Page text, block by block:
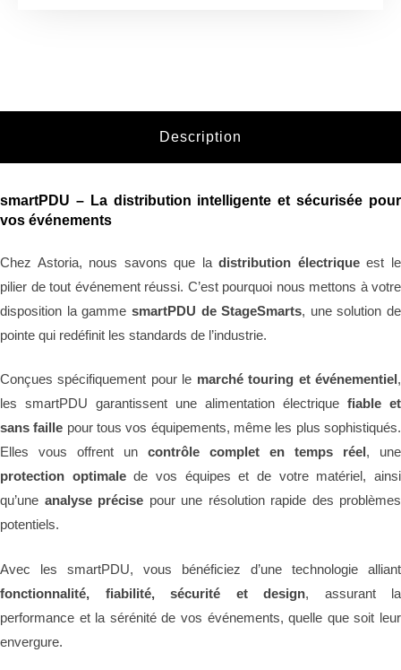
Description
smartPDU – La distribution intelligente et sécurisée pour
vos événements
Chez Astoria, nous savons que ladistribution électriqueest le
pilier de tout événement réussi. C’est pourquoi nous mettons à votre
disposition la gamme smartPDU de StageSmarts, une solution de
pointe qui redéfinit les standards de l’industrie.
Conçues spécifiquement pour le marché touring et événementiel,
les smartPDU garantissent une alimentation électrique fiable et
sans faille pour tous vos équipements, même les plus sophistiqués.
Elles vous offrent un contrôle complet en temps réel, une
protection optimalede vos équipes et de votre matériel, ainsi
qu’une analyse précise pour une résolution rapide des problèmes
potentiels.
Avec les smartPDU, vous bénéficiez d’une technologie alliant
fonctionnalité, fiabilité, sécurité et design, assurant la
performance et la sérénité de vos événements, quelle que soit leur
envergure.